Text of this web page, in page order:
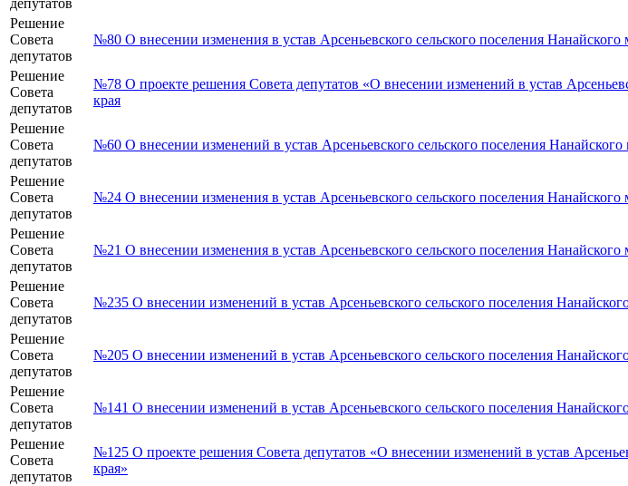
депутатов
Решение
Совета
депутатов
№80 О внесении изменения в устав Арсеньевского сельского поселения
Решение
Совета
депутатов
№78 О проекте решения Совета депутатов «О внесении изменений в устав
края
Решение
Совета
депутатов
№60 О внесении изменений в устав Арсеньевского сельского поселения
Решение
Совета
депутатов
№24 О внесении изменения в устав Арсеньевского сельского поселения
Решение
Совета
депутатов
№21 О внесении изменения в устав Арсеньевского сельского поселения
Решение
Совета
депутатов
№235 О внесении изменений в устав Арсеньевского сельского поселения
Решение
Совета
депутатов
№205 О внесении изменений в устав Арсеньевского сельского поселения
Решение
Совета
депутатов
№141 О внесении изменений в устав Арсеньевского сельского поселения
Решение
Совета
депутатов
№125 О проекте решения Совета депутатов «О внесении изменений в устав
края»